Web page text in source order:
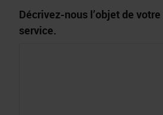
Décrivez-nous l’objet de
service.